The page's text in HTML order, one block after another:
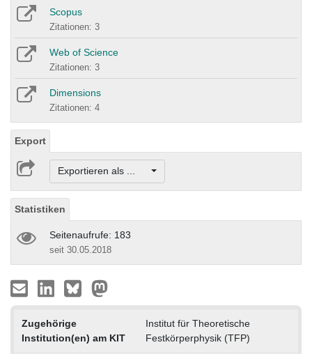
Scopus
Zitationen: 3
Web of Science
Zitationen: 3
Dimensions
Zitationen: 4
Export
Exportieren als ...
Statistiken
Seitenaufrufe: 183
seit 30.05.2018
Zugehörige
Institution(en) am KIT
Institut für Theoretische
Festkörperphysik (TFP)